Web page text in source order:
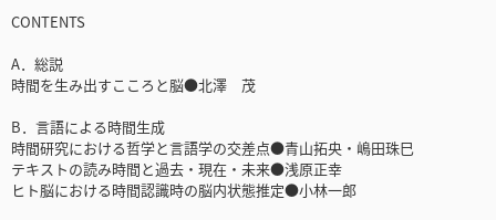
CONTENTS
A．総説
時間を生み出すこころと脳●北澤 茂
B．言語による時間生成
時間研究における哲学と言語学の交差点●青山拓央・嶋田珠巳
テキストの読み時間と過去・現在・未来●浅原正幸
ヒト脳における時間認識時の脳内状態推定●小林一郎